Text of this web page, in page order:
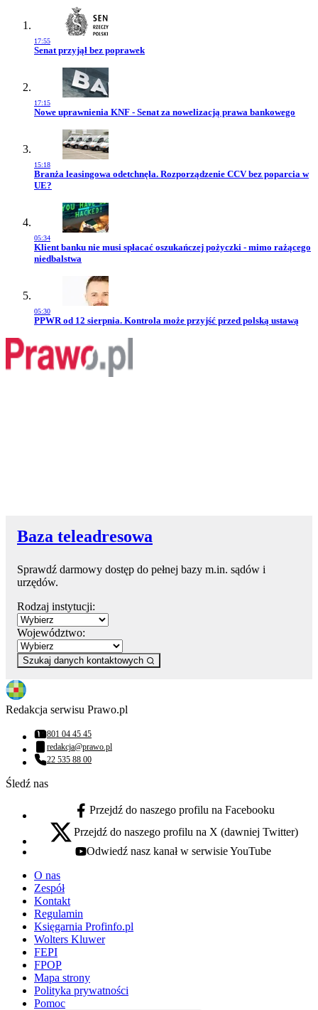
17:55
Przejdź do artykułu:
Senat przyjął bez poprawek
17:15
Przejdź do artykułu:
Nowe uprawnienia KNF - Senat za nowelizacją prawa bankowego
15:18
Przejdź do artykułu:
Branża leasingowa odetchnęła. Rozporządzenie CCV bez poparcia w
UE?
05:34
Przejdź do artykułu:
Klient banku nie musi spłacać oszukańczej pożyczki - mimo rażącego
niedbalstwa
05:30
Przejdź do artykułu:
PPWR od 12 sierpnia. Kontrola może przyjść przed polską ustawą
Baza teleadresowa
Sprawdź darmowy dostęp do pełnej bazy m.in. sądów i
urzędów.
Rodzaj instytucji:
Województwo:
Szukaj danych kontaktowych
Redakcja serwisu Prawo.pl
Numer telefonu:
801 04 45 45
Adres email:
redakcja@prawo.pl
Numer telefonu:
22 535 88 00
Śledź nas
facebook - otwiera się w nowej karcie
Przejdź do naszego profilu na Facebooku
x - otwiera się w nowej karcie
Przejdź do naszego profilu na X (dawniej Twitter)
youtube - otwiera się w nowej karcie
Odwiedź nasz kanał w serwisie YouTube
O nas
Zespół
Kontakt
Regulamin
Księgarnia Profinfo.pl
Wolters Kluwer
FEPI
FPOP
Mapa strony
Polityka prywatności
Pomoc